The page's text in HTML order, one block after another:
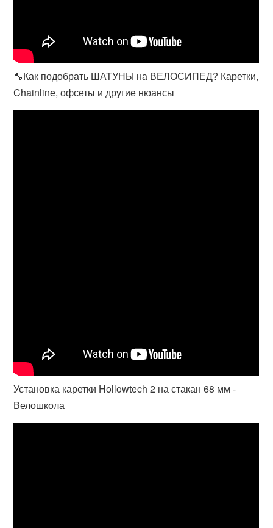
🔧Как подобрать ШАТУНЫ на ВЕЛОСИПЕД? Каретки,
Chainline, офсеты и другие нюансы
Установка каретки Hollowtech 2 на стакан 68 мм -
Велошкола